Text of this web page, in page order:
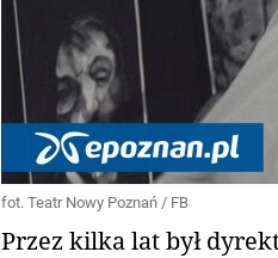
fot. Teatr Nowy Poznań / FB
Przez kilka lat był